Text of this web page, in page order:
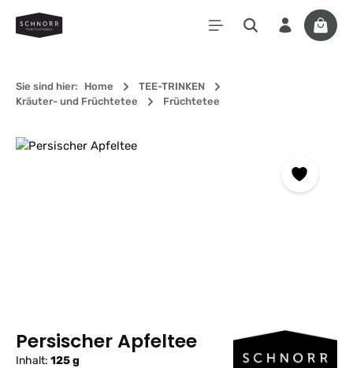
Zum Hauptinhalt springen
Sie sind hier: Home
TEE-TRINKEN
Kräuter- und Früchtetee
Früchtetee
Bildergalerie überspringen
Persischer Apfeltee
Inhalt: 125 g